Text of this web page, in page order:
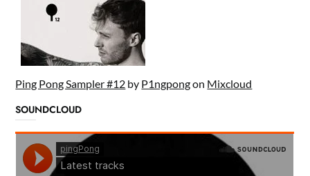
Ping Pong Sampler #12 by P1ngpongon Mixcloud
SOUNDCLOUD